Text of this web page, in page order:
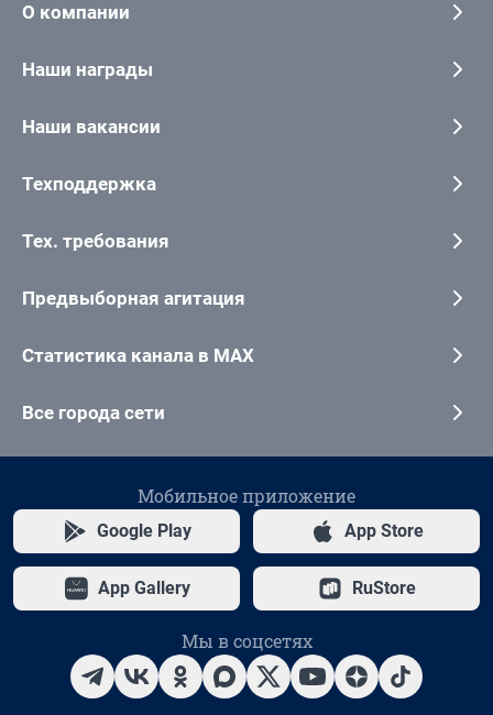
О компании
Наши награды
Наши вакансии
Техподдержка
Тех. требования
Предвыборная агитация
Статистика канала в MAX
Все города сети
Мобильное приложение
Google Play App Store
App Gallery RuStore
Мы в соцсетях